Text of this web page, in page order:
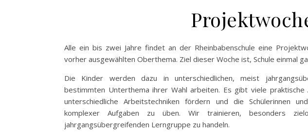
Alle ein bis zwei Jahre findet an der Rheinbabenschule eine
vorher ausgewählten Oberthema. Ziel dieser Woche ist, Schule einmal
Die Kinder werden dazu in unterschiedlichen, meist
bestimmten Unterthema ihrer Wahl arbeiten. Es gibt viele
unterschiedliche Arbeitstechniken fördern und die Schülerinnen
komplexer Aufgaben zu üben. Wir trainieren, besonders
jahrgangsübergreifenden Lerngruppe zu handeln.